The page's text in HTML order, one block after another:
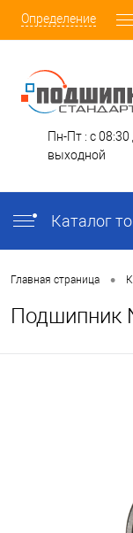
Определение
Пн-Пт : с 08:30
выходной
Каталог
Главная страница •
Подшипник